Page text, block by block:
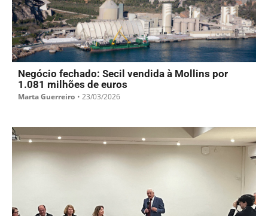
Negócio fechado: Secil vendida à Mollins por
1.081 milhões de euros
Marta Guerreiro • 23/03/2026